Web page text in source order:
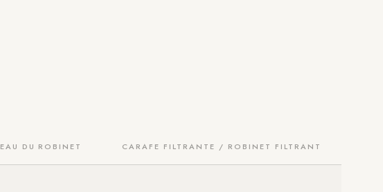
EAU DU ROBINET CARAFE FILTRANTE / ROBINET FILTRANT